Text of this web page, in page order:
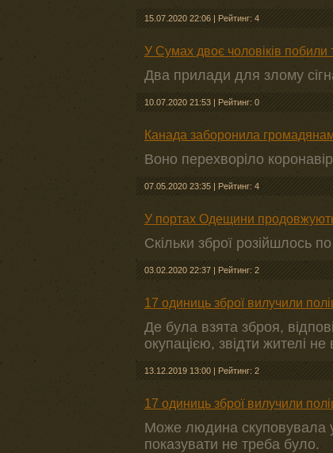
15.07.2020 22:06 | Рейтинг: 4
У Сумах двоє чоловіків побили
Два прилади для злому
10.07.2020 21:53 | Рейтинг: 0
Канада заборонила
Воно перехворіло
07.05.2020 23:35 | Рейтинг: 4
У портах Одещини
Скільки зброї розійшлось
03.02.2020 22:37 | Рейтинг: 2
17 одиниць зброї вилучили
Де була взята зброя,
окупацією, звідти жителі
13.12.2019 13:00 | Рейтинг: 2
17 одиниць зброї вилучили
Може людина скуповувала
показувати не треба було.